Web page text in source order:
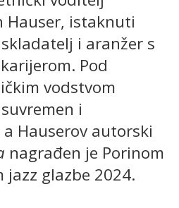
Hauser, istaknuti
i aranžer s
Pod
vodstvom
i
Hauserov autorski
nagrađen je Porinom
glazbe 2024.